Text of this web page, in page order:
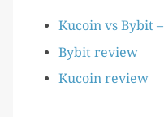
Kucoin vs Bybit
Bybit review
Kucoin review